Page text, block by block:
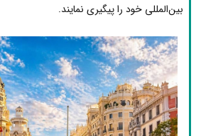
بین‌المللی خود را پیگیری نمایند.